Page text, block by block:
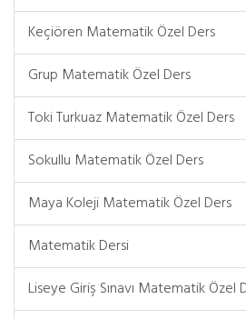
Keçiören Matematik Özel Ders
Grup Matematik Özel Ders
Toki Turkuaz Matematik Özel Ders
Sokullu Matematik Özel Ders
Maya Koleji Matematik Özel Ders
Matematik Dersi
Liseye Giriş Sınavı Matematik Özel